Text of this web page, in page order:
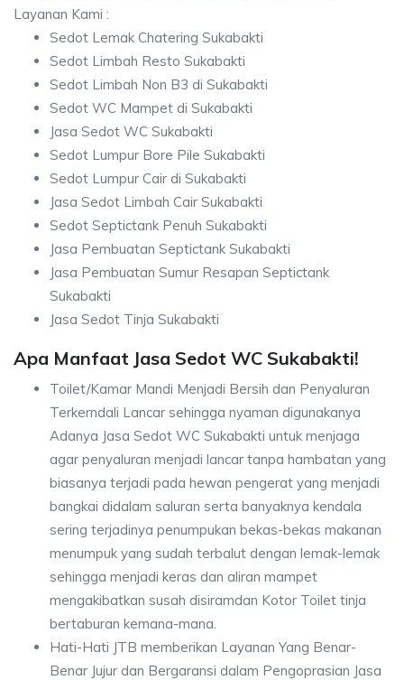
Layanan Kami :
Sedot Lemak Chatering Sukabakti
Sedot Limbah Resto Sukabakti
Sedot Limbah Non B3 di Sukabakti
Sedot WC Mampet di Sukabakti
Jasa Sedot WC Sukabakti
Sedot Lumpur Bore Pile Sukabakti
Sedot Lumpur Cair di Sukabakti
Jasa Sedot Limbah Cair Sukabakti
Sedot Septictank Penuh Sukabakti
Jasa Pembuatan Septictank Sukabakti
Jasa Pembuatan Sumur Resapan Septictank
Sukabakti
Jasa Sedot Tinja Sukabakti
Apa Manfaat Jasa Sedot WC Sukabakti!
Toilet/Kamar Mandi Menjadi Bersih dan Penyaluran
Terkerndali Lancar sehingga nyaman digunakanya
Adanya Jasa Sedot WC Sukabakti untuk menjaga
agar penyaluran menjadi lancar tanpa hambatan yang
biasanya terjadi pada hewan pengerat yang menjadi
bangkai didalam saluran serta banyaknya kendala
sering terjadinya penumpukan bekas-bekas makanan
menumpuk yang sudah terbalut dengan lemak-lemak
sehingga menjadi keras dan aliran mampet
mengakibatkan susah disiramdan Kotor Toilet tinja
bertaburan kemana-mana.
Hati-Hati JTB memberikan Layanan Yang Benar-
Benar Jujur dan Bergaransi dalam Pengoprasian Jasa